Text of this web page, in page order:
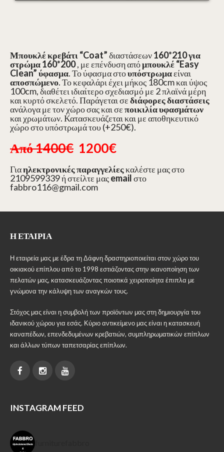
Μπουκλέ κρεβάτι “Coat”διαστάσεων160*210 για
στρώμα 160*200, με επένδυση απόμπουκλέ“Easy
Clean” ύφασμα. Το ύφασμα στουπόστρωμαείναι
αποσπώμενο. Το κεφαλάρι έχει μήκος 180cm και ύψος
100cm, διαθέτει ιδιαίτερο σχεδιασμό με 2 πλαϊνά μέρη
και κυρτό σκελετό. Παράγεται σεδιάφορες διαστάσεις
ανάλογα με τον χώρο σας και σεποικιλία υφασμάτων
και χρωμάτων. Κατασκευάζεται και με αποθηκευτικό
χώρο στο υπόστρωμά του (+250€).
Από 1400€ 1200€
Γιαηλεκτρονικές παραγγελίεςκαλέστε μας στο
2109599339 ή στείλτε μαςemailστο
fabbro116@gmail.com
Η ΕΤΑΙΡΊΑ
Η εταιρεία μας με έδρα τη Δάφνη δραστηριοποιείται στον χώρο του
οικιακού επίπλου από το 1998 εστιάζοντας στην ικανοποίηση των
πελατών μας, κατασκευάζοντας ποιοτικά χειροποίητα έπιπλα με
γνώμονα την κάλυψη των αναγκών τους.
Στόχος μας είναι η συμβολή των προϊόντων μας στη δημιουργία του
ιδανικού χώρου για εσάς. Κύριο αντικείμενο μας είναι η κατασκευή
καναπέδων, επενδεδυμένων κρεβατιών, συμπληρωματικών επίπλων
και άλλων τύπων ταπετσαρίας επίπλων.
INSTAGRAM FEED